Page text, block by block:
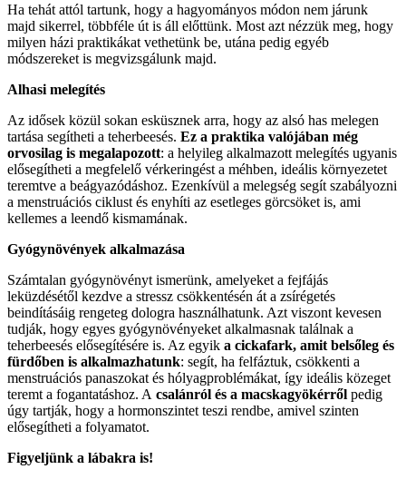
Ha tehát attól tartunk, hogy a hagyományos módon nem járunk
majd sikerrel, többféle út is áll előttünk. Most azt nézzük meg, hogy
milyen házi praktikákat vethetünk be, utána pedig egyéb
módszereket is megvizsgálunk majd.
Alhasi melegítés
Az idősek közül sokan esküsznek arra, hogy az alsó has melegen
tartása segítheti a teherbeesés. Ez a praktika valójában még
orvosilag is megalapozott: a helyileg alkalmazott melegítés ugyanis
elősegítheti a megfelelő vérkeringést a méhben, ideális környezetet
teremtve a beágyazódáshoz. Ezenkívül a melegség segít szabályozni
a menstruációs ciklust és enyhíti az esetleges görcsöket is, ami
kellemes a leendő kismamának.
Gyógynövények alkalmazása
Számtalan gyógynövényt ismerünk, amelyeket a fejfájás
leküzdésétől kezdve a stressz csökkentésén át a zsírégetés
beindításáig rengeteg dologra használhatunk. Azt viszont kevesen
tudják, hogy egyes gyógynövényeket alkalmasnak találnak a
teherbeesés elősegítésére is. Az egyik a cickafark, amit belsőleg és
fürdőben is alkalmazhatunk: segít, ha felfáztuk, csökkenti a
menstruációs panaszokat és hólyagproblémákat, így ideális közeget
teremt a fogantatáshoz. A csalánról és a macskagyökérről pedig
úgy tartják, hogy a hormonszintet teszi rendbe, amivel szinten
elősegítheti a folyamatot.
Figyeljünk a lábakra is!